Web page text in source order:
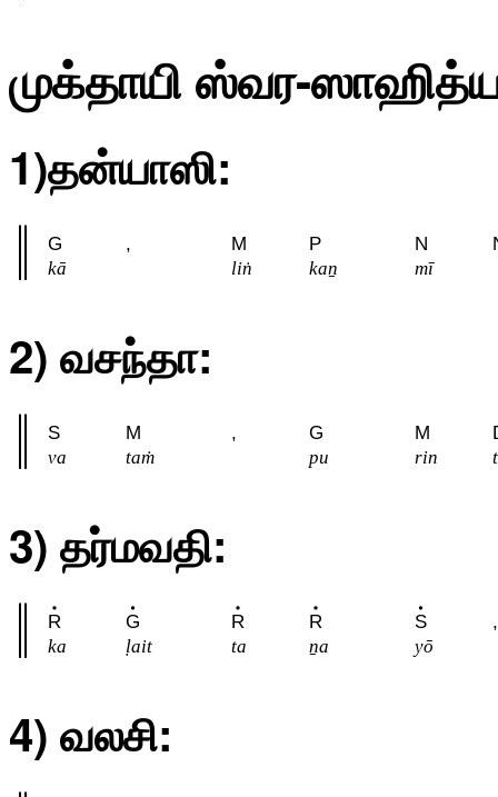
முக்தாயி ஸ்வர-
1)தன்யாஸி:
G , M P N
kā liṅ kaṉ mī
2) வசந்தா:
S M , G M
va taṁ pu rin
3) தர்மவதி:
R G R R S ,
ka ḷait ta ṉa yō
4) வலசி: